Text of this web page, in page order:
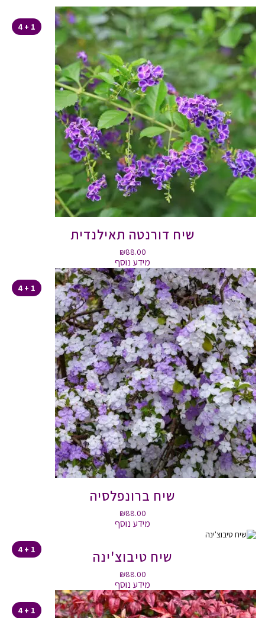
1 + 4
שיח דורנטה תאילנדית
₪88.00
מידע נוסף
1 + 4
שיח ברונפלסיה
₪88.00
מידע נוסף
1 + 4 שיח טיבוצ'ינה
₪88.00
מידע נוסף
1 + 4